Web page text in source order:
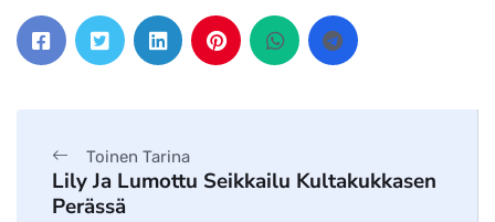
Toinen Tarina
Lily Ja Lumottu Seikkailu Kultakukkasen
Perässä